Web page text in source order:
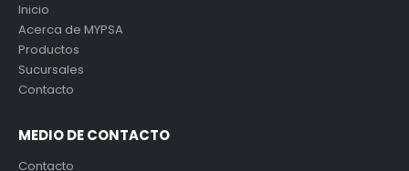
Inicio
Acerca de MYPSA
Productos
Sucursales
Contacto
MEDIO DE CONTACTO
Contacto